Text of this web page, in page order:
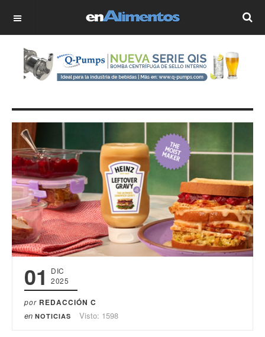
OFF CANVAS
01
DIC
2025
por REDACCIÓN C
en NOTICIAS Visto: 1598